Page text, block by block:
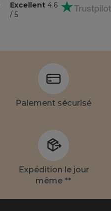
Excellent 4.6
/ 5
Paiement sécurisé
Expédition le jour
même **